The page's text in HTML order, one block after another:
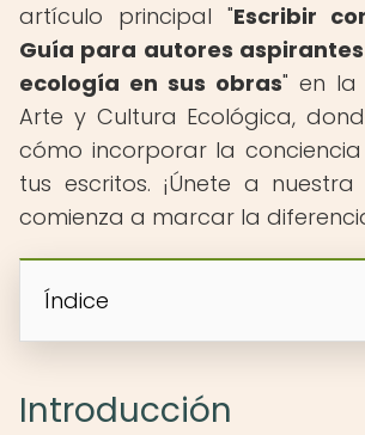
artículo principal "Escribir
Guía para autores
ecología en sus obras" en
Arte y Cultura Ecológica,
cómo incorporar la
tus escritos. ¡Únete a
comienza a marcar la
Índice
Introducción